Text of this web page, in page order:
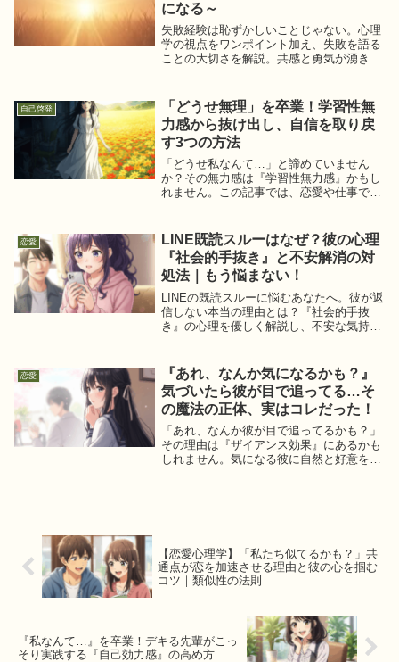
になる～
失敗経験は恥ずかしいことじゃない。心理
学の視点をワンポイント加え、失敗を語る
ことの大切さを解説。共感と勇気が湧き出
自己啓発
「どうせ無理」を卒業！学習性無
力感から抜け出し、自信を取り戻
す3つの方法
「どうせ私なんて…」と諦めていません
か？その無力感は『学習性無力感』かもし
れません。この記事では、恋愛や仕事で自
的な3つのステップを優しく解説します。
恋愛
LINE既読スルーはなぜ？彼の心理
『社会的手抜き』と不安解消の対
処法｜もう悩まない！
LINEの既読スルーに悩むあなたへ。彼が返
信しない本当の理由とは？『社会的手抜
き』の心理を優しく解説し、不安な気持ち
す。もう一人で悩まないで。
恋愛
『あれ、なんか気になるかも？』
気づいたら彼が目で追ってる…そ
の魔法の正体、実はコレだった！
「あれ、なんか彼が目で追ってるかも？」
その理由は『ザイアンス効果』にあるかも
しれません。気になる彼に自然と好意を持
【恋愛心理学】「私たち似てるかも？」共
通点が恋を加速させる理由と彼の心を掴む
コツ｜類似性の法則
『私なんて…』を卒業！デキる先輩がこっ
そり実践する『自己効力感』の高め方